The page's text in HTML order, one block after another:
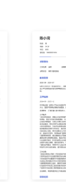
板网站，帮你
试这6个在线简
在线简历工具推